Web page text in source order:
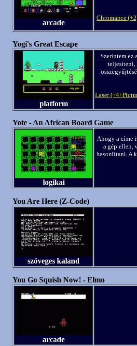
arcade
Chromance
Yogi's Great Escape
platform
Szerintem
teljesíteni,
Laser
Yote - An African Board Game
logikai
Ahogy a címe
a gép ellen,
hasonlítani. A
You Are Here (Z-Code)
szöveges kaland
You Go Squish Now! - Elmo
arcade